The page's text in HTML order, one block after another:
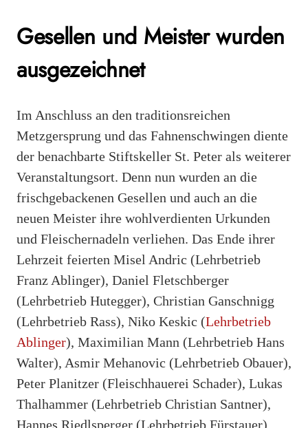
Gesellen und Meister wurden
ausgezeichnet
Im Anschluss an den traditionsreichen
Metzgersprung und das Fahnenschwingen diente
der benachbarte Stiftskeller St. Peter als weiterer
Veranstaltungsort. Denn nun wurden an die
frischgebackenen Gesellen und auch an die
neuen Meister ihre wohlverdienten Urkunden
und Fleischernadeln verliehen. Das Ende ihrer
Lehrzeit feierten Misel Andric (Lehrbetrieb
Franz Ablinger), Daniel Fletschberger
(Lehrbetrieb Hutegger), Christian Ganschnigg
(Lehrbetrieb Rass), Niko Keskic (Lehrbetrieb
Ablinger), Maximilian Mann (Lehrbetrieb Hans
Walter), Asmir Mehanovic (Lehrbetrieb Obauer),
Peter Planitzer (Fleischhauerei Schader), Lukas
Thalhammer (Lehrbetrieb Christian Santner),
Hannes Riedlsperger (Lehrbetrieb Fürstauer)